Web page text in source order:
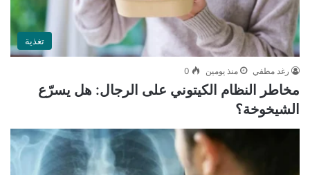
تغذية
رغد مطفي منذ يومين 0
مخاطر النظام الكيتوني على الرجال: هل يسرّع
الشيخوخة؟